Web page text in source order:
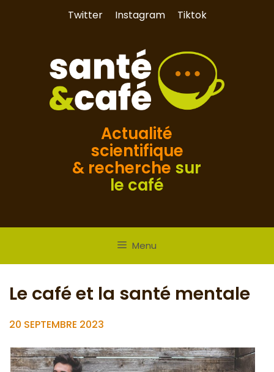
Twitter Instagram Tiktok
Actualité
scientifique
& recherche sur
le café
Menu
Le café et la santé mentale
20 SEPTEMBRE 2023